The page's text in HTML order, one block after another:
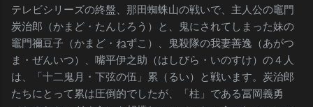
テレビシリーズの終盤、那田蜘蛛山の戦いで、主人公の竈門
炭治郎（かまど・たんじろう）と、鬼にされてしまった妹の
竈門禰󠄀豆子（かまど・ねずこ）、鬼殺隊の我妻善逸（あがつ
ま・ぜんいつ）、嘴平伊之助（はしびら・いのすけ）の４人
は、「十二鬼月・下弦の伍」累（るい）と戦います。炭治郎
たちにとって累は圧倒的でしたが、「柱」である冨岡義勇